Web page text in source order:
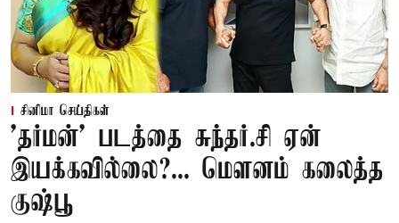
சினிமா செய்திகள்
'தர்மன்' படத்தை சுந்தர்.சி ஏன்
இயக்கவில்லை?... மௌனம் கலைத்த
குஷ்பூ